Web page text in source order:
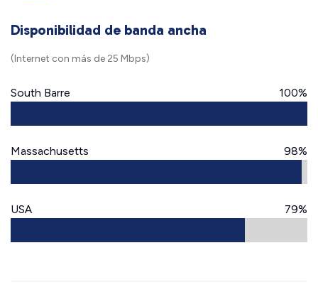
Disponibilidad de banda ancha
(Internet con más de 25 Mbps)
South Barre 100%
Massachusetts 98%
USA 79%